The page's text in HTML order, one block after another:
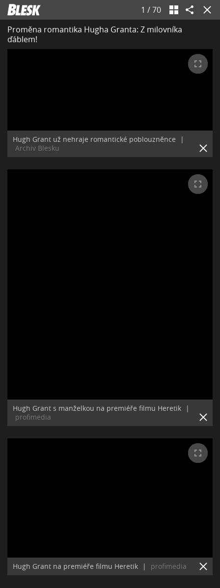
1 /70
Proměna romantika Hugha Granta: Z milovníka
ďáblem!
Hugh Grant už nehraje romantické poblouzněnce
|
Archiv Blesku
Hugh Grant s manželkou na premiéře filmu Heretik
|
profimedia
Hugh Grant na premiéře filmu Heretik | profimedia